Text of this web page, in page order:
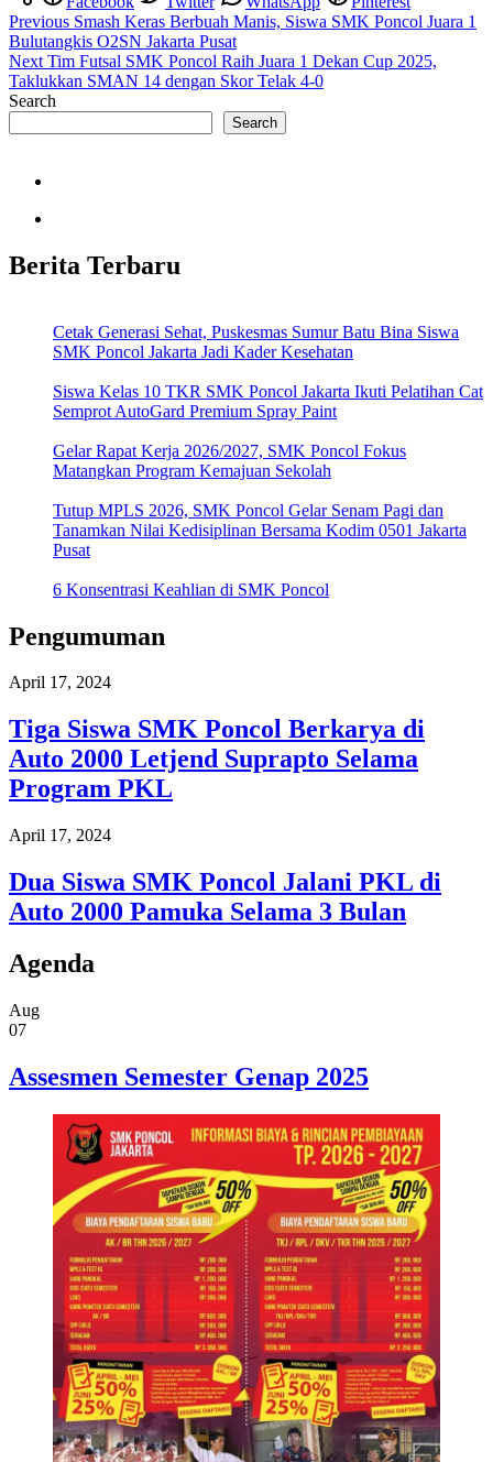
Post
navigation
Previous Smash Keras Berbuah Manis, Siswa SMK Poncol Juara 1
Bulutangkis O2SN Jakarta Pusat
Next Tim Futsal SMK Poncol Raih Juara 1 Dekan Cup 2025,
Taklukkan SMAN 14 dengan Skor Telak 4-0
Search
Search
Berita Terbaru
Cetak Generasi Sehat, Puskesmas Sumur Batu Bina Siswa
SMK Poncol Jakarta Jadi Kader Kesehatan
Siswa Kelas 10 TKR SMK Poncol Jakarta Ikuti Pelatihan Cat
Semprot AutoGard Premium Spray Paint
Gelar Rapat Kerja 2026/2027, SMK Poncol Fokus
Matangkan Program Kemajuan Sekolah
Tutup MPLS 2026, SMK Poncol Gelar Senam Pagi dan
Tanamkan Nilai Kedisiplinan Bersama Kodim 0501 Jakarta
Pusat
6 Konsentrasi Keahlian di SMK Poncol
Pengumuman
April 17, 2024
Tiga Siswa SMK Poncol Berkarya di
Auto 2000 Letjend Suprapto Selama
Program PKL
April 17, 2024
Dua Siswa SMK Poncol Jalani PKL di
Auto 2000 Pamuka Selama 3 Bulan
Agenda
Aug
07
Assesmen Semester Genap 2025